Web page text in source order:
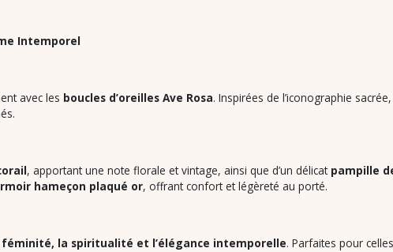
Intemporel
avec les boucles d’oreilles Ave Rosa. Inspirées de l’iconographie
, apportant une note florale et vintage, ainsi que d’un délicat pampille
hameçon plaqué or, offrant confort et légèreté au porté.
féminité, la spiritualité et l’élégance intemporelle. Parfaites pour